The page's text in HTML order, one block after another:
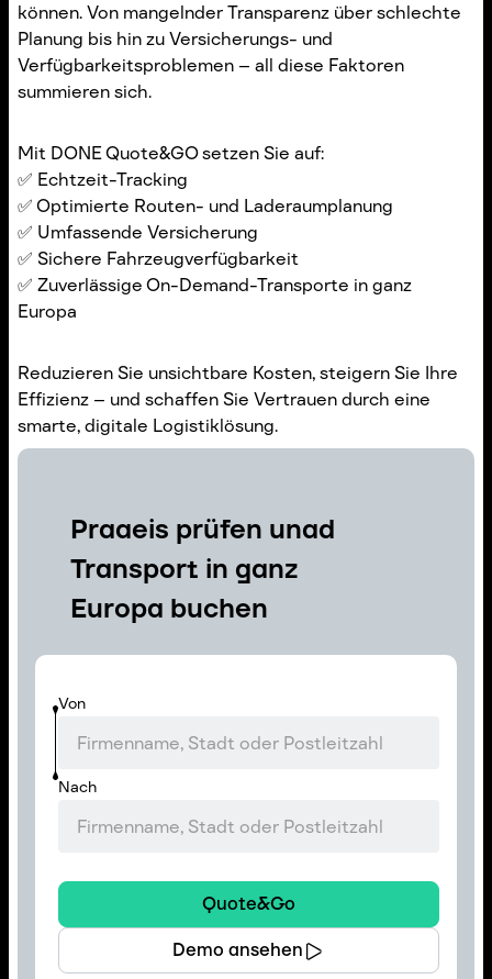
können. Von mangelnder Transparenz über schlechte
Planung bis hin zu Versicherungs- und
Verfügbarkeitsproblemen – all diese Faktoren
summieren sich.
Mit DONE Quote&GO setzen Sie auf:
✅ Echtzeit-Tracking
✅ Optimierte Routen- und Laderaumplanung
✅ Umfassende Versicherung
✅ Sichere Fahrzeugverfügbarkeit
✅ Zuverlässige On-Demand-Transporte in ganz
Europa
Reduzieren Sie unsichtbare Kosten, steigern Sie Ihre
Effizienz – und schaffen Sie Vertrauen durch eine
smarte, digitale Logistiklösung.
Praaeis prüfen unad
Transport in ganz
Europa buchen
Von
Nach
Quote&Go
Demo ansehen